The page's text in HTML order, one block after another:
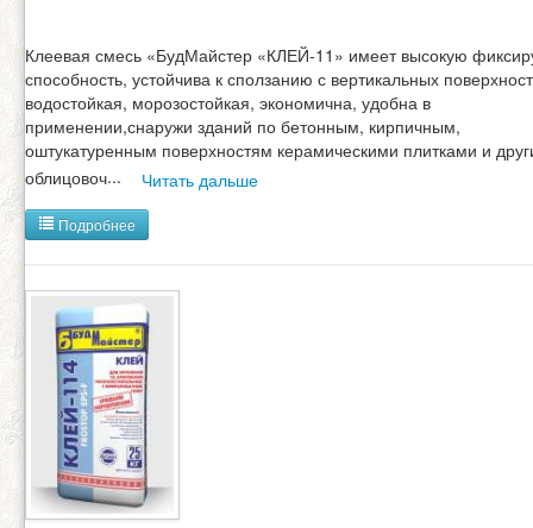
Клеевая смесь «БудМайстер «КЛЕЙ-11» имеет высокую
способность, устойчива к сползанию с вертикальных
водостойкая, морозостойкая, экономична, удобна в
применении,снаружи зданий по бетонным, кирпичным,
оштукатуренным поверхностям керамическими плитками и
облицовоч... Читать дальше
Подробнее